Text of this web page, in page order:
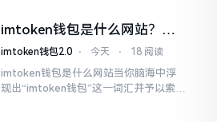
打开钱包查看时
imtoken钱包是什么网站？一
文说清楚这玩意
imtoken钱包2.0 ⋅ 今天 ⋅ 18 阅读
imtoken钱包是什么网站当你脑海中浮
现出“imtoken钱包”这一词汇并予以索求